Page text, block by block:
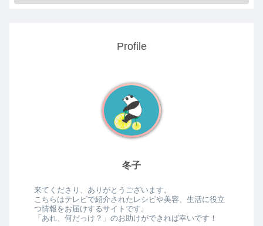
Profile
冬子
来てくださり、ありがとうございます。
こちらはテレビで紹介されたレシピや美容、生活に役立
つ情報をお届けするサイトです。
「あれ、何だっけ？」のお助けができれば幸いです！